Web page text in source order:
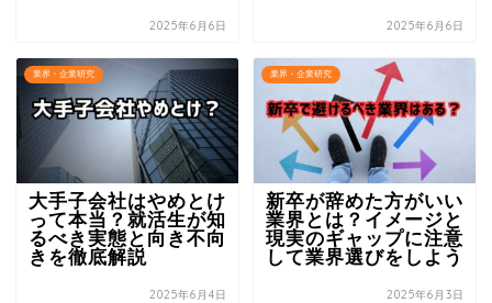
2025年6月6日 2025年6月6日
業界・企業研究
大手子会社はやめとけ
って本当？就活生が知
るべき実態と向き不向
きを徹底解説
2025年6月4日
業界・企業研究
新卒が辞めた方がいい
業界とは？イメージと
現実のギャップに注意
して業界選びをしよう
2025年6月3日